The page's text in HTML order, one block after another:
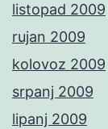
listopad 2009
rujan 2009
kolovoz 2009
srpanj 2009
lipanj 2009